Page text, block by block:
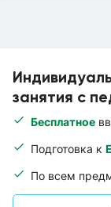
занятия с
Бесплатное
Подготовка к
По всем